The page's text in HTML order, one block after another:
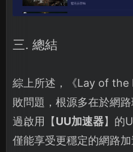
三. 總結
綜上所述，《Lay of the
敗問題，根源多在於網
過啟用【UU加速器】的
僅能享受更穩定的網路